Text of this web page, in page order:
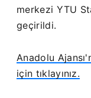
merkezi YTU
geçirildi.
Anadolu
için tıklayınız.